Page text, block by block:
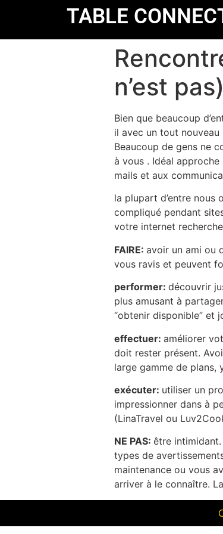
TABLE
n’est pas)
Bien que beaucoup
il avec un tout
Beaucoup de gens ne
à vous . Idéal
mails et aux
la plupart d’entre nous
compliqué pendant
votre internet
FAIRE: avoir un ami ou
vous ravis et peuvent
performer: découvrir
plus amusant à
“obtenir disponible” et
effectuer: améliorer
doit rester présent.
large gamme de plans,
exécuter: utiliser un
impressionner dans à
(LinaTravel ou
NE PAS: être
types de
maintenance ou vous
arriver à le connaître.